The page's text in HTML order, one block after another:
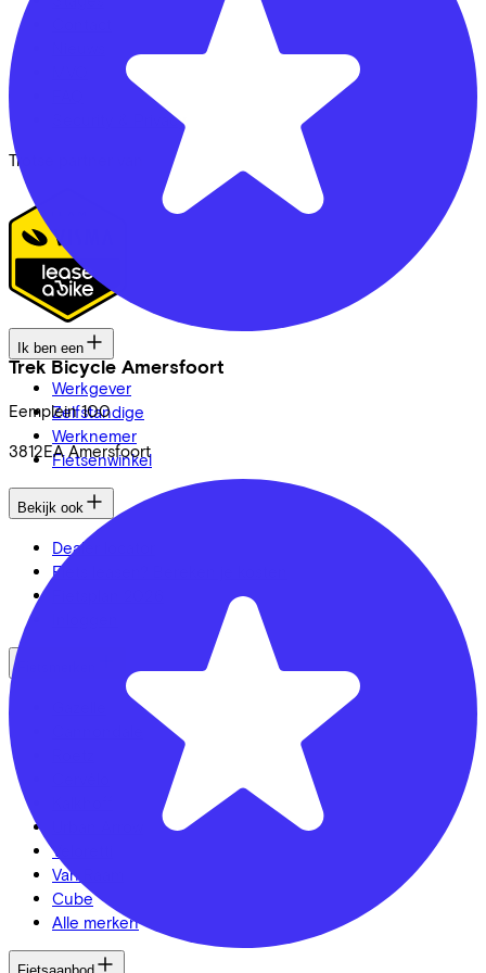
Trek Bicycle Amersfoort
Eemplein 100
3812EA Amersfoort
Security & Privacy
Trotse partner van
Ik ben een
Werkgever
Zelfstandige
Werknemer
Fietsenwinkel
Bekijk ook
Dealer locator
Fiets leasen? Bereken je kosten
Veloretti
Van Raam
Cube
Alle merken